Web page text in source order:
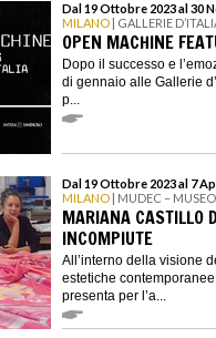
Dal 19 Ottobre 2023 al 30
MILANO | GALLERIE
OPEN MACHINE
Dopo il successo e
di gennaio alle Gallerie
p...
Dal 19 Ottobre 2023 al 7
MILANO | MUDEC –
MARIANA CASTILLO
INCOMPIUTE
All’interno della visione
estetiche
presenta per l’a...